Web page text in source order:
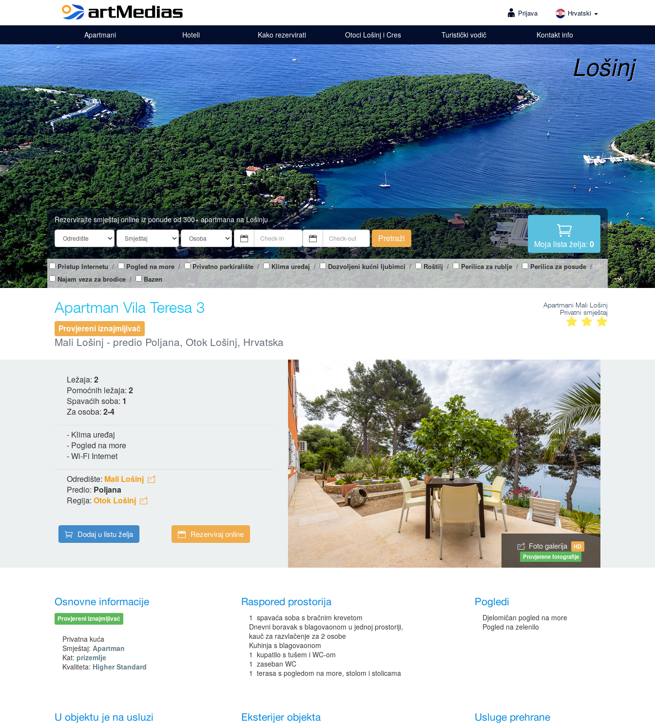
Prijava Hrvatski
Apartmani Hoteli Kako rezervirati Otoci Lošinj i Cres Turistički vodič Kontakt info
Lošinj
Rezervirajte smještaj online iz ponude od 300+ apartmana na Lošinju
Pretraži
Moja lista želja: 0
Pristup Internetu / Pogled na more / Privatno parkiralište / Klima uređaj / Dozvoljeni kućni ljubimci/ Roštilj / Perilica za rublje / Perilica za posuđe/
Najam veza za brodice / Bazen
Apartman Vila Teresa 3
Provjereni iznajmljivač
Mali Lošinj - predio Poljana, Otok Lošinj, Hrvatska
Apartmani Mali Lošinj
Privatni smještaj
Ležaja: 2
Pomoćnih ležaja: 2
Spavaćih soba: 1
Za osoba: 2-4
- Klima uređaj
- Pogled na more
- Wi-Fi Internet
Odredište: Mali Lošinj
Predio: Poljana
Regija: Otok Lošinj
Dodaj u listu želja
Rezerviraj online
Foto galerija
HD
Provjerene fotografije
Osnovne informacije
Provjereni iznajmljivač
Privatna kuća
Smještaj: Apartman
Kat: prizemlje
Kvaliteta: Higher Standard
Raspored prostorija
1 spavaća soba s bračnim krevetom
Dnevni boravak s blagovaonom u jednoj prostoriji,
kauč za razvlačenje za 2 osobe
Kuhinja s blagovaonom
1 kupatilo s tušem i WC-om
1 zaseban WC
1 terasa s pogledom na more, stolom i stolicama
Pogledi
Djelomičan pogled na more
Pogled na zelenilo
U objektu je na usluzi Eksterijer objekta Usluge prehrane